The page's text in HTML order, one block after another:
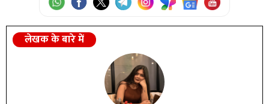
लेखक के बारे में